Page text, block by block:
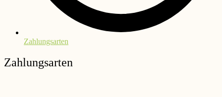
Zahlungsarten
Zahlungsarten